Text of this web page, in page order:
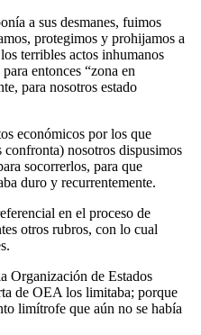
a sus desmanes, fuimos
protegimos y prohijamos a
terribles actos inhumanos
entonces “zona en
para nosotros estado
económicos por los que
nosotros dispusimos
socorrerlos, para que
duro y recurrentemente.
en el proceso de
otros rubros, con lo cual
Organización de Estados
de OEA los limitaba; porque
limítrofe que aún no se había